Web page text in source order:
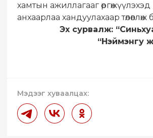
хамтын ажиллагааг өргөжүүлэхэд
анхаарлаа хандуулахаар төлөвлөж
​Эх сурвалж:
“Нэймэнгу
Мэдээг хуваалцах: